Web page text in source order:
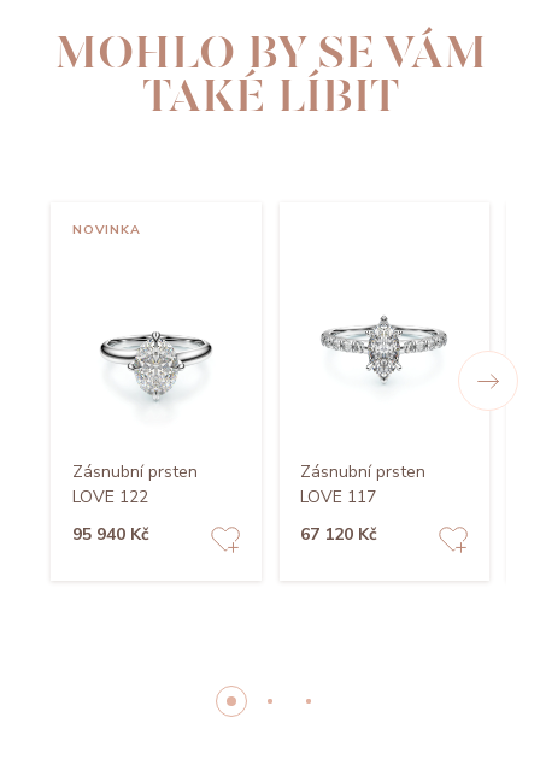
MOHLO BY SE VÁM
TAKÉ LÍBIT
NOVINKA
Zásnubní prsten
LOVE 122
95 940 Kč
Zásnubní prsten
LOVE 117
67 120 Kč